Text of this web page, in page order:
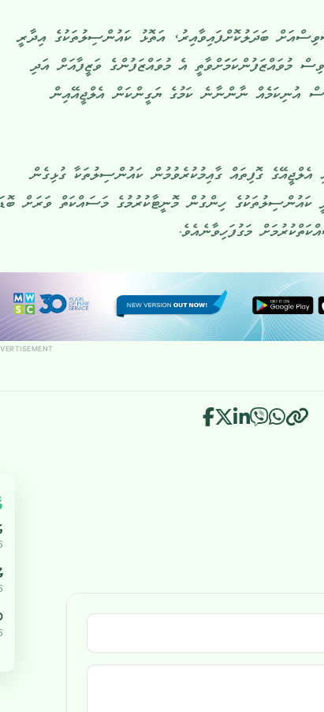
ބަދަލުކޮށްފައިވާއިރު، އަތޮޅު ކައުންސިލުތަކުގެ އިދާރީ
މުވައްޒަފުންކަމަަށްވާތީ އެ މުވައްޒަފުންގެ ވަޒީފާއަށް އަދި
އުނިކަމެއް ނާންނާނެ ކަމުގެ ޔަގީންކަން އެލްޖީއޭއިން
ގޮފިތައް ގާއިމުކުރެވުމުން ކައުންސިލުތަކާ ގުޅިގެން
ކައުންސިލުތަކުގެ ހިންގުން މޮނީޓާކުރުމުގެ މަސައްކަތް ވަރަށް
މަގުފަހިވާނެއެވެ.